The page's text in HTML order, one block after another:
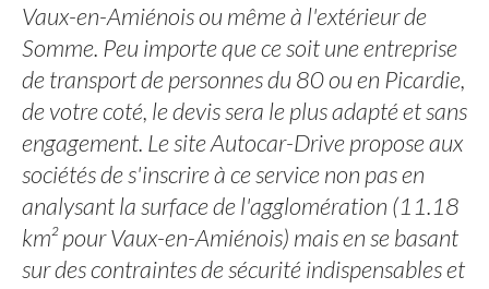
Vaux-en-Amiénois ou même à l'extérieur de
Somme. Peu importe que ce soit une entreprise
de transport de personnes du 80 ou en Picardie,
de votre coté, le devis sera le plus adapté et sans
engagement. Le site Autocar-Drive propose aux
sociétés de s'inscrire à ce service non pas en
analysant la surface de l'agglomération (11.18
km² pour Vaux-en-Amiénois) mais en se basant
sur des contraintes de sécurité indispensables et